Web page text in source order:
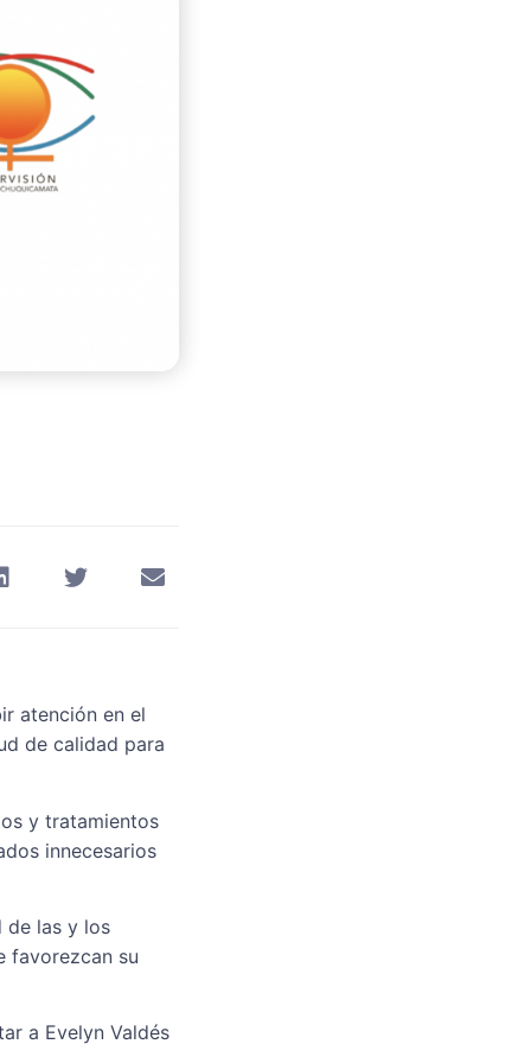
atención en el
de calidad para
y tratamientos
innecesarios
de las y los
favorezcan su
a Evelyn Valdés